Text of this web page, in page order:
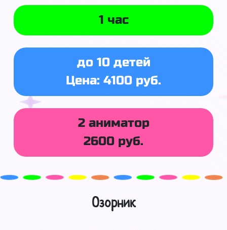
1 час
до 10 детей
Цена: 4100 руб.
2 аниматор
2600 руб.
Озорник